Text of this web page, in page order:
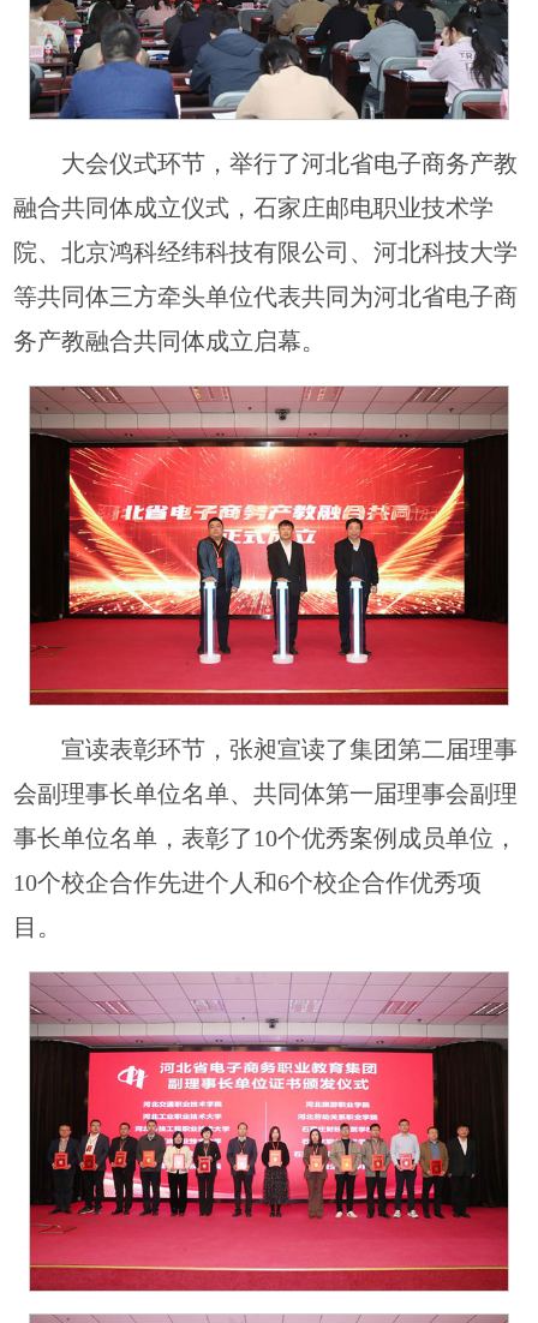
大会仪式环节，举行了河北省电子商务产教
融合共同体成立仪式，石家庄邮电职业技术学
院、北京鸿科经纬科技有限公司、河北科技大学
等共同体三方牵头单位代表共同为河北省电子商
务产教融合共同体成立启幕。
宣读表彰环节，张昶宣读了集团第二届理事
会副理事长单位名单、共同体第一届理事会副理
事长单位名单，表彰了10个优秀案例成员单位，
10个校企合作先进个人和6个校企合作优秀项
目。